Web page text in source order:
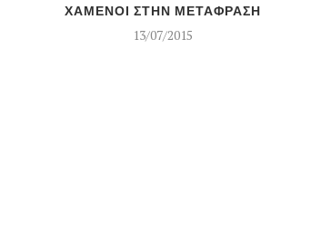
ΧΑΜΕΝΟΙ ΣΤΗΝ ΜΕΤΑΦΡΑΣΗ
13/07/2015